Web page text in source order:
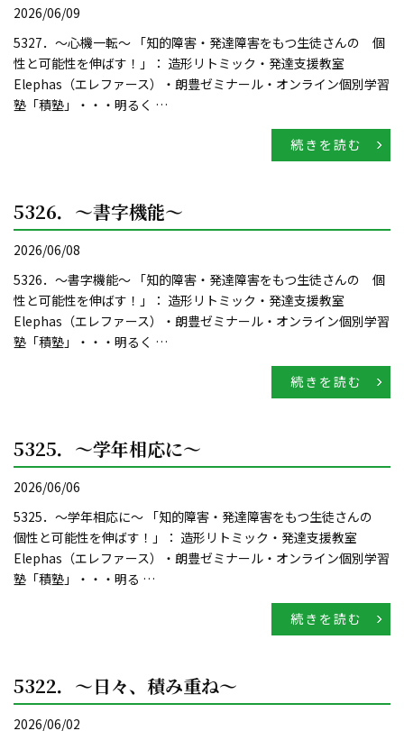
2026/06/09
5327．～心機一転〜 「知的障害・発達障害をもつ生徒さんの 個
性と可能性を伸ばす！」： 造形リトミック・発達支援教室
Elephas（エレファース）・朗豊ゼミナール・オンライン個別学習
塾「積塾」・・・明るく …
続きを読む
5326．～書字機能〜
2026/06/08
5326．～書字機能〜 「知的障害・発達障害をもつ生徒さんの 個
性と可能性を伸ばす！」： 造形リトミック・発達支援教室
Elephas（エレファース）・朗豊ゼミナール・オンライン個別学習
塾「積塾」・・・明るく …
続きを読む
5325．～学年相応に〜
2026/06/06
5325．～学年相応に〜 「知的障害・発達障害をもつ生徒さんの
個性と可能性を伸ばす！」： 造形リトミック・発達支援教室
Elephas（エレファース）・朗豊ゼミナール・オンライン個別学習
塾「積塾」・・・明る …
続きを読む
5322．～日々、積み重ね〜
2026/06/02